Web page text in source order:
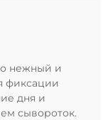
нежный и
фиксации
дня и
сывороток.